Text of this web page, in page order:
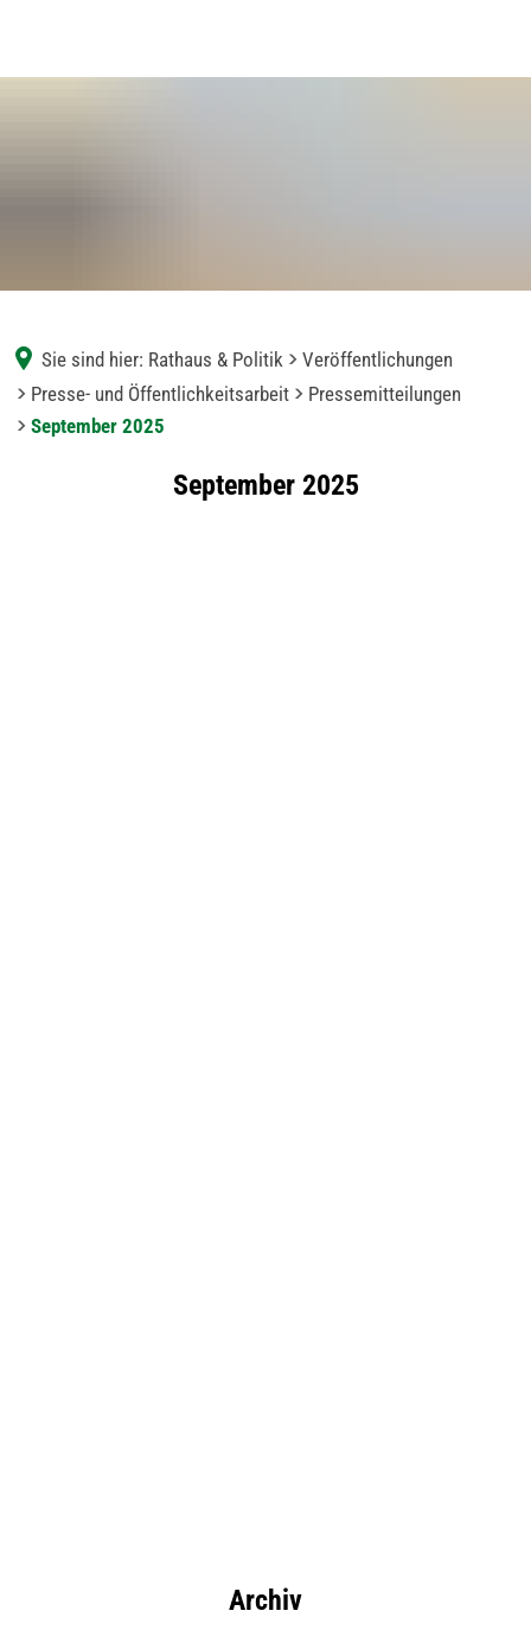
Sie sind hier: Rathaus & Politik
Veröffentlichungen
Presse- und Öffentlichkeitsarbeit
Pressemitteilungen
September 2025
September 2025
Archiv